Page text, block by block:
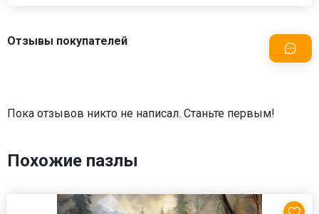
Отзывы покупателей
Пока отзывов никто не написал. Станьте первым!
Похожие пазлы